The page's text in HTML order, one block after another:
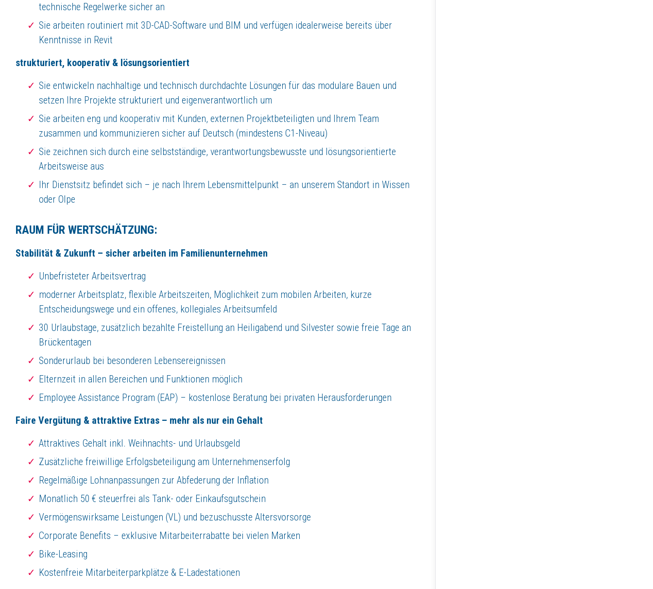
technische Regelwerke sicher an
Sie arbeiten routiniert mit 3D-CAD-Software und BIM und verfügen idealerweise bereits über
Kenntnisse in Revit
strukturiert, kooperativ & lösungsorientiert
Sie entwickeln nachhaltige und technisch durchdachte Lösungen für das modulare Bauen und
setzen Ihre Projekte strukturiert und eigenverantwortlich um
Sie arbeiten eng und kooperativ mit Kunden, externen Projektbeteiligten und Ihrem Team
zusammen und kommunizieren sicher auf Deutsch (mindestens C1-Niveau)
Sie zeichnen sich durch eine selbstständige, verantwortungsbewusste und lösungsorientierte
Arbeitsweise aus
Ihr Dienstsitz befindet sich – je nach Ihrem Lebensmittelpunkt – an unserem Standort in Wissen
oder Olpe
RAUM FÜR WERTSCHÄTZUNG:
Stabilität & Zukunft – sicher arbeiten im Familienunternehmen
Unbefristeter Arbeitsvertrag
moderner Arbeitsplatz, flexible Arbeitszeiten, Möglichkeit zum mobilen Arbeiten, kurze
Entscheidungswege und ein offenes, kollegiales Arbeitsumfeld
30 Urlaubstage, zusätzlich bezahlte Freistellung an Heiligabend und Silvester sowie freie Tage an
Brückentagen
Sonderurlaub bei besonderen Lebensereignissen
Elternzeit in allen Bereichen und Funktionen möglich
Employee Assistance Program (EAP) – kostenlose Beratung bei privaten Herausforderungen
Faire Vergütung & attraktive Extras – mehr als nur ein Gehalt
Attraktives Gehalt inkl. Weihnachts- und Urlaubsgeld
Zusätzliche freiwillige Erfolgsbeteiligung am Unternehmenserfolg
Regelmäßige Lohnanpassungen zur Abfederung der Inflation
Monatlich 50 € steuerfrei als Tank- oder Einkaufsgutschein
Vermögenswirksame Leistungen (VL) und bezuschusste Altersvorsorge
Corporate Benefits – exklusive Mitarbeiterrabatte bei vielen Marken
Bike-Leasing
Kostenfreie Mitarbeiterparkplätze & E-Ladestationen